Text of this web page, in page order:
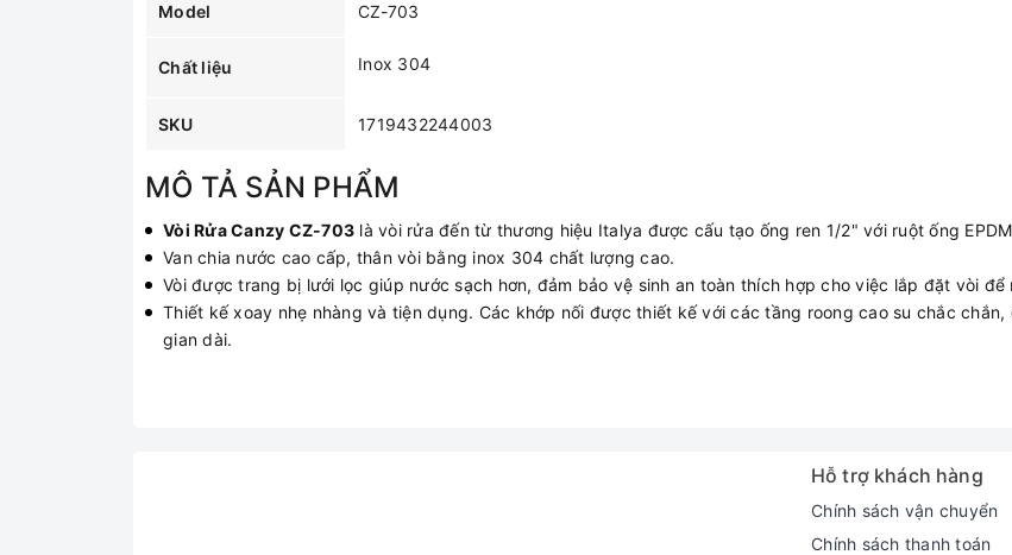
Model CZ-703
Chất liệu Inox 304
SKU 1719432244003
MÔ TẢ SẢN PHẨM
Vòi Rửa Canzy CZ-703 là vòi rửa đến từ thương hiệu Italya được cấu tạo ống ren 1/2" với ruột ống
Van chia nước cao cấp, thân vòi bằng inox 304 chất lượng cao.
Vòi được trang bị lưới lọc giúp nước sạch hơn, đảm bảo vệ sinh an toàn thích hợp cho việc lắp đặt vòi
Thiết kế xoay nhẹ nhàng và tiện dụng. Các khớp nối được thiết kế với các tầng roong cao su chắc
gian dài.
Hỗ trợ khách hàng
Chính sách vận chuyển
Chính sách thanh toán